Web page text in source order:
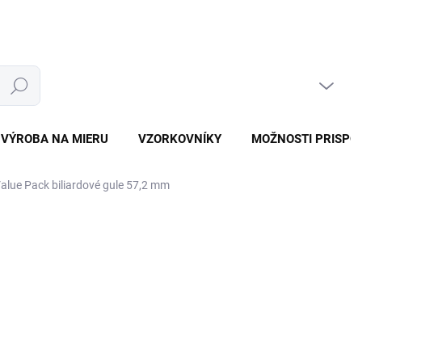
Hľadať
VÝROBA NA MIERU VZORKOVNÍKY MOŽNOSTI PRISPÔSOBENIA
Pack biliardové gule 57,2 mm